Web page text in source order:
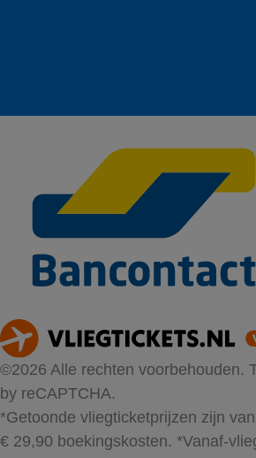
©2026 Alle rechten voorbehouden.
by reCAPTCHA.
*Getoonde vliegticketprijzen zijn
€ 29,90 boekingskosten. *Vanaf-